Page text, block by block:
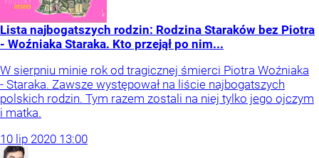
Lista najbogatszych rodzin: Rodzina Staraków bez Piotra
- Woźniaka Staraka. Kto przejął po nim...
W sierpniu minie rok od tragicznej śmierci Piotra Woźniaka
- Staraka. Zawsze występował na liście najbogatszych
polskich rodzin. Tym razem zostali na niej tylko jego ojczym
i matka.
10 lip 2020 13:00